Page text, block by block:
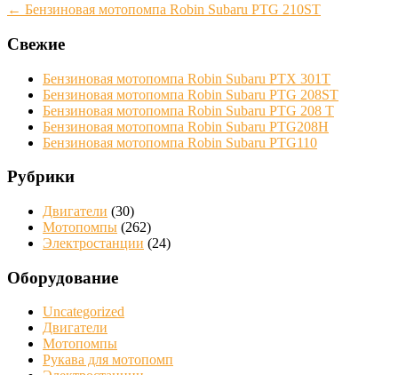
Post
navigation
← Бензиновая мотопомпа Robin Subaru PTG 210SТ
Свежие
Бензиновая мотопомпа Robin Subaru PTX 301T
Бензиновая мотопомпа Robin Subaru PTG 208ST
Бензиновая мотопомпа Robin Subaru PTG 208 Т
Бензиновая мотопомпа Robin Subaru PTG208H
Бензиновая мотопомпа Robin Subaru PTG110
Рубрики
Двигатели (30)
Мотопомпы (262)
Электростанции (24)
Оборудование
Uncategorized
Двигатели
Мотопомпы
Рукава для мотопомп